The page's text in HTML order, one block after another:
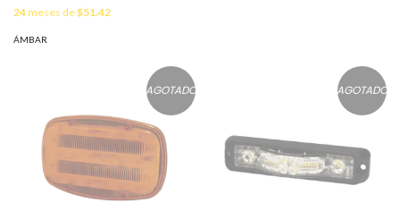
24meses de$51.42
ÁMBAR
AGOTADO AGOTADO